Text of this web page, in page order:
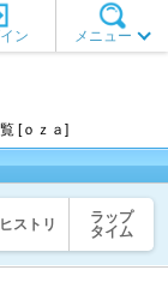
メニュー
ン
[ｏｚａ]
ヒストリ
ラップ
タイム